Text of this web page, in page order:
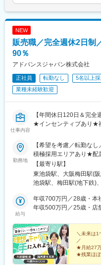
NEW
販売職／完全週休2日制
90％
アドバンスジャパン株式会社
正社員 転勤なし 5名以上採
業種未経験歓迎
仕事内容
【年間休日120日＆完
★インセンティブあり★
勤務地
【希望を考慮／転勤な
積極採用エリアあり★配
勤はなし■本社東京都豊
大阪府大阪市北区茶屋町
支店愛知県名古屋市中区
台市宮城野区榴岡3-4-1
ル大宮店埼玉県さいたま
西蒲田7-48-10■テルル
さつき平1-1-1MAGAド
カドー横浜別所店神奈川
ー横浜別所店1階■テルル
高田西1-1-47 2階■テル
【最寄り駅】
東池袋駅、大阪梅田駅(
池袋駅、梅田駅(地下鉄)
仙台駅(地下鉄)
給与
年収700万円／28歳・本
年収500万円／25歳・店
＼未来は1
／
★月給27
★残業ほ